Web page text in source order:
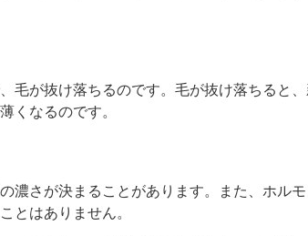
毛が抜け落ちるのです。毛が抜け落ちると
くなるのです。
さが決まることがあります。また、ホル
とはありません。